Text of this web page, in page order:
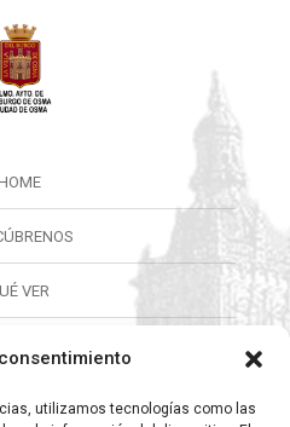
utilizamos tecnologías como las
VER